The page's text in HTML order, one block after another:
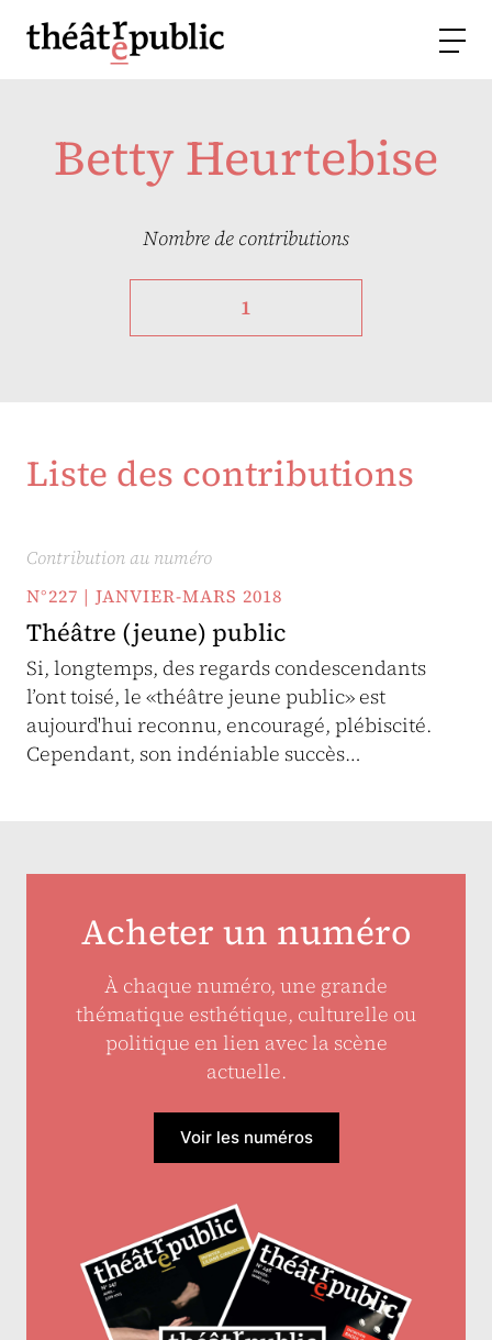
Betty Heurtebise
Nombre de contributions
1
Liste des contributions
Contribution au numéro
N°227 | JANVIER-MARS 2018
Théâtre (jeune) public
Si, longtemps, des regards condescendants
l’ont toisé, le «théâtre jeune public» est
aujourd'hui reconnu, encouragé, plébiscité.
Cependant, son indéniable succès…
Acheter un numéro
À chaque numéro, une grande
thématique esthétique, culturelle ou
politique en lien avec la scène
actuelle.
Voir les numéros